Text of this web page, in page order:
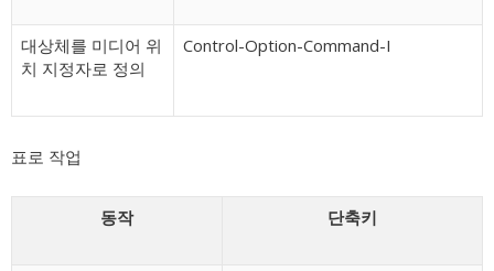
대상체를 미디어 위
치 지정자로 정의
Control-Option-Command-I
표로 작업
동작 단축키